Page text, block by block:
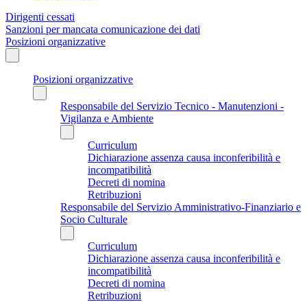
Dirigenti cessati
Sanzioni per mancata comunicazione dei dati
Posizioni organizzative
Posizioni organizzative
Responsabile del Servizio Tecnico - Manutenzioni -
Vigilanza e Ambiente
Curriculum
Dichiarazione assenza causa inconferibilità e
incompatibilità
Decreti di nomina
Retribuzioni
Responsabile del Servizio Amministrativo-Finanziario e
Socio Culturale
Curriculum
Dichiarazione assenza causa inconferibilità e
incompatibilità
Decreti di nomina
Retribuzioni